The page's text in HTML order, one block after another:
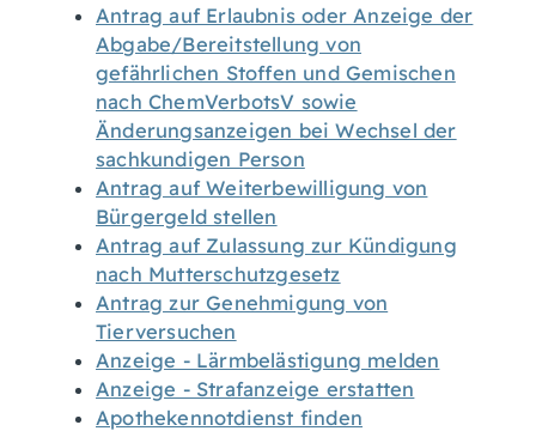
Antrag auf Erlaubnis oder Anzeige der
Abgabe/Bereitstellung von
gefährlichen Stoffen und Gemischen
nach ChemVerbotsV sowie
Änderungsanzeigen bei Wechsel der
sachkundigen Person
Antrag auf Weiterbewilligung von
Bürgergeld stellen
Antrag auf Zulassung zur Kündigung
nach Mutterschutzgesetz
Antrag zur Genehmigung von
Tierversuchen
Anzeige - Lärmbelästigung melden
Anzeige - Strafanzeige erstatten
Apothekennotdienst finden